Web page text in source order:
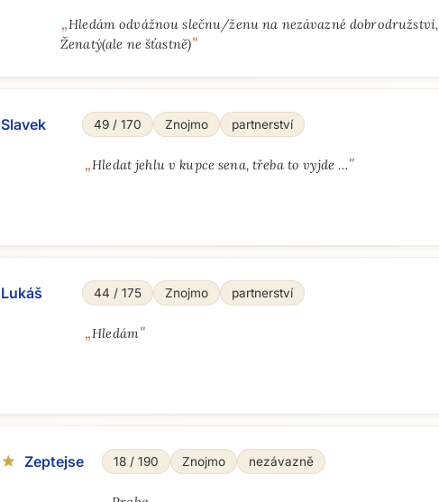
„Hledám odvážnou slečnu/ženu na nezávazné dobrodružství,
Ženatý(ale ne šťastně)"
Slavek 49 / 170 Znojmo partnerství
„Hledat jehlu v kupce sena, třeba to vyjde …"
Lukáš 44 / 175 Znojmo partnerství
„Hledám"
star Zeptejse 18 / 190 Znojmo nezávazně